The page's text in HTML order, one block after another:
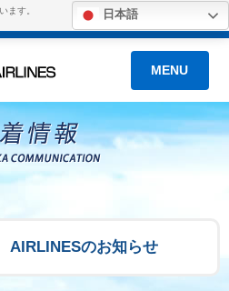
ます。
日本語
MENU
のお知らせ